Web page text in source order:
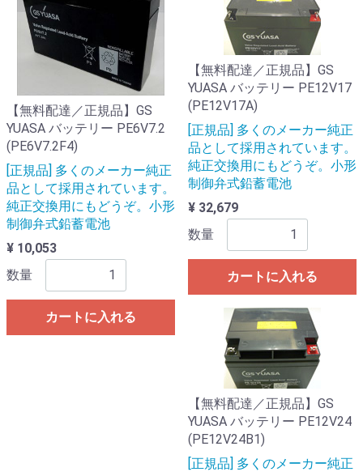
【無料配達／正規品】GS
YUASA バッテリー PE6V7.2
(PE6V7.2F4)
[正規品] 多くのメーカー純正
品として採用されています。
純正交換用にもどうぞ。小形
制御弁式鉛蓄電池
¥ 10,053
数量
カートに入れる
【無料配達／正規品】GS
YUASA バッテリー PE12V17
(PE12V17A)
[正規品] 多くのメーカー純正
品として採用されています。
純正交換用にもどうぞ。小形
制御弁式鉛蓄電池
¥ 32,679
数量
カートに入れる
【無料配達／正規品】GS
YUASA バッテリー PE12V24
(PE12V24B1)
[正規品] 多くのメーカー純正